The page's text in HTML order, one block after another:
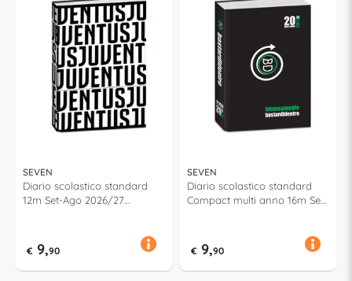
SEVEN
Diario scolastico standard
12m Set-Ago 2026/27
€ 9,90
SEVEN
Diario scolastico standard
Compact multi anno 16m Set-
€ 9,90